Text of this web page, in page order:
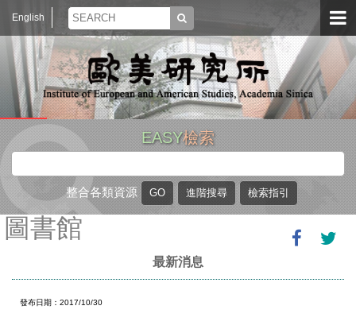
English
EASY檢索
整合各類資源
圖書館
最新消息
發布日期：2017/10/30